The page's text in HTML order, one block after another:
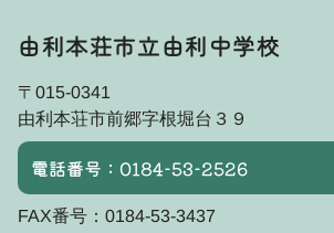
由利本荘市立由利中学校
〒015-0341
由利本荘市前郷字根堀台３９
電話番号：0184-53-2526
FAX番号：0184-53-3437